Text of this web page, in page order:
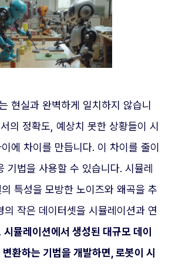
현실과 완벽하게 일치하지 않습니
의 정확도, 예상치 못한 상황들이 시
에 차이를 만듭니다. 이 차이를 줄이
기법을 사용할 수 있습니다. 시뮬레
특성을 모방한 노이즈와 왜곡을 추
의 작은 데이터셋을 시뮬레이션과 연
시뮬레이션에서 생성된 대규모 데이
환하는 기법을 개발하면, 로봇이 시